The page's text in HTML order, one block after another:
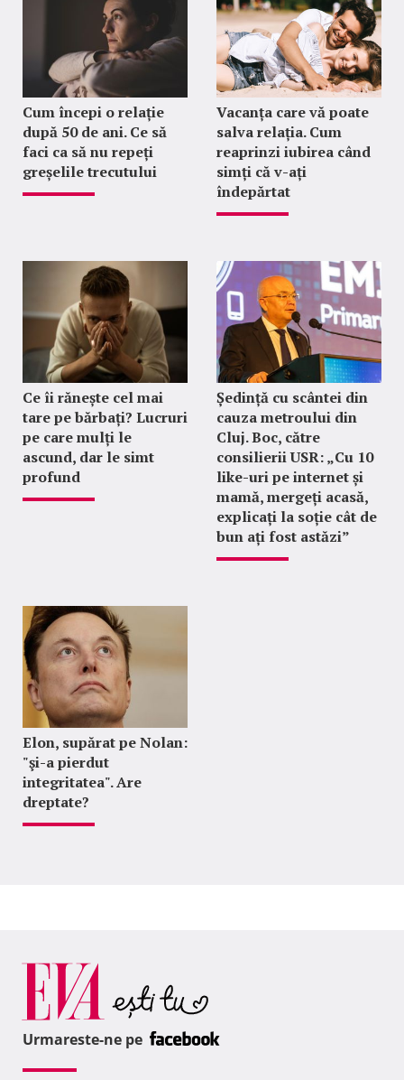
Cum începi o relație
după 50 de ani. Ce să
faci ca să nu repeți
greșelile trecutului
Vacanța care vă poate
salva relația. Cum
reaprinzi iubirea când
simți că v-ați
îndepărtat
Ce îi rănește cel mai
tare pe bărbați? Lucruri
pe care mulți le
ascund, dar le simt
profund
Ședință cu scântei din
cauza metroului din
Cluj. Boc, către
consilierii USR: „Cu 10
like-uri pe internet și
mamă, mergeți acasă,
explicați la soție cât de
bun ați fost astăzi”
Elon, supărat pe Nolan:
"şi-a pierdut
integritatea". Are
dreptate?
Urmareste-ne pe